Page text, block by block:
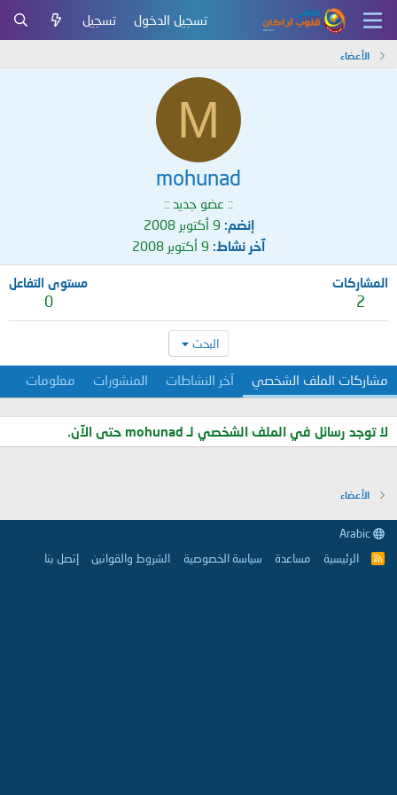
تسجيل الدخول تسجيل
الأعضاء
M
mohunad
:: عضو جديد ::
إنضم 9 أكتوبر 2008
آخر نشاط 9 أكتوبر 2008
المشاركات
2
مستوى التفاعل
0
البحث
مشاركات الملف الشخصي آخر النشاطات المنشورات معلومات
لا توجد رسائل في الملف الشخصي لـ mohunad حتى الآن.
الأعضاء
R
الرئيسية مساعدة سياسة الخصوصية الشروط والقوانين إتصل بنا